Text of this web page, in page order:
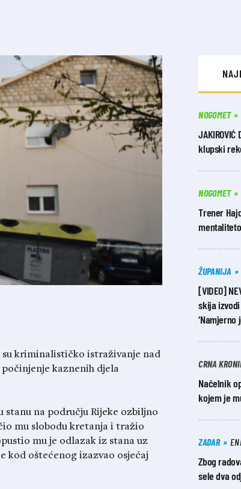
kriminalističko istraživanje nad
kaznenih djela
stanu na području Rijeke ozbiljno
mu slobodu kretanja i tražio
mu je odlazak iz stana uz
kod oštećenog izazvao osjećaj
NOGOMET
JAKIROVIĆ
klupski
NOGOMET
Trener
ŽUPANIJA
[VIDEO]
skija
‘Namjerno
CRNA
Načelnik
kojem je
ZADAR
Zbog
sele dva